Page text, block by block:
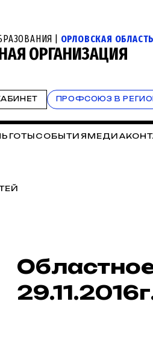
| ОРЛОВСКАЯ ОБЛАСТЬ
ОРГАНИЗАЦИЯ
ПРОФСОЮЗ В
СОБЫТИЯ МЕДИА